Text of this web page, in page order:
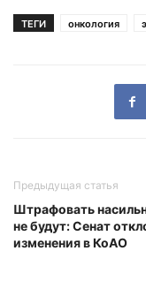
ТЕГИ онкология
Предыдущая статья
Штрафовать
не будут: Сенат
изменения в КоАО